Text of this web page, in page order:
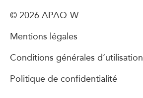
© 2026 APAQ-W
Mentions légales
Conditions générales d’utilisation
Politique de confidentialité